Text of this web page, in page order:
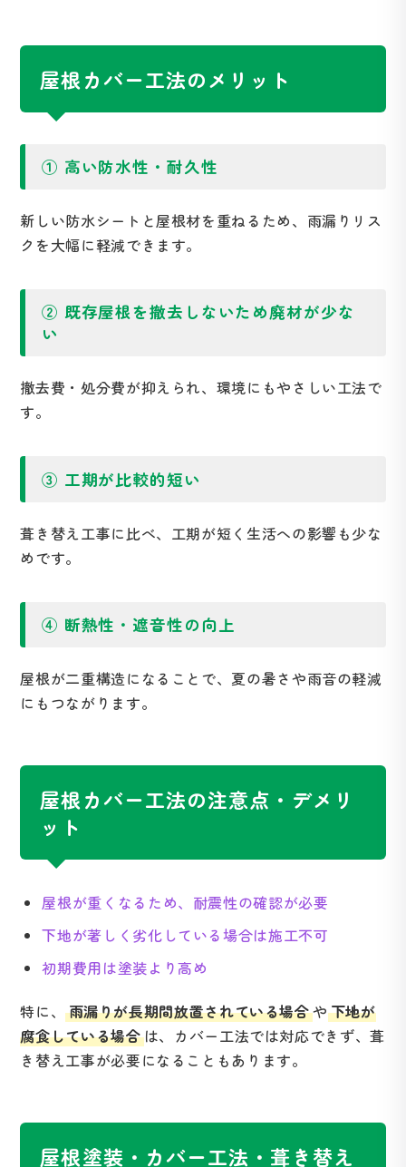
屋根カバー工法のメリット
① 高い防水性・耐久性
新しい防水シートと屋根材を重ねるため、雨漏りリス
クを大幅に軽減できます。
② 既存屋根を撤去しないため廃材が少な
い
撤去費・処分費が抑えられ、環境にもやさしい工法で
す。
③ 工期が比較的短い
葺き替え工事に比べ、工期が短く生活への影響も少な
めです。
④ 断熱性・遮音性の向上
屋根が二重構造になることで、夏の暑さや雨音の軽減
にもつながります。
屋根カバー工法の注意点・デメリ
ット
屋根が重くなるため、耐震性の確認が必要
下地が著しく劣化している場合は施工不可
初期費用は塗装より高め
特に、雨漏りが長期間放置されている場合や下地が
腐食している場合は、カバー工法では対応できず、葺
き替え工事が必要になることもあります。
屋根塗装・カバー工法・葺き替え